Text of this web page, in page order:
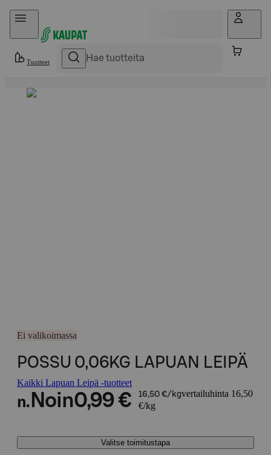
Hyppää sisältöön
Tuotteet
Ei valikoimassa
POSSU 0,06KG LAPUAN LEIPÄ
Kaikki Lapuan Leipä -tuotteet
n. Noin0,99 € 16,50 €/kgvertailuhinta 16,50
€/kg
Valitse toimitustapa